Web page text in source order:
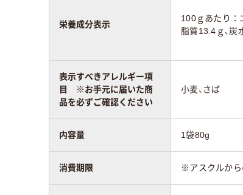
栄養成分表示
100ｇあたり：
脂質13.4ｇ、炭
表示すべきアレルギー項
目 ※お手元に届いた商
品を必ずご確認ください
小麦、さば
内容量 1袋80g
消費期限 ※アスクルから